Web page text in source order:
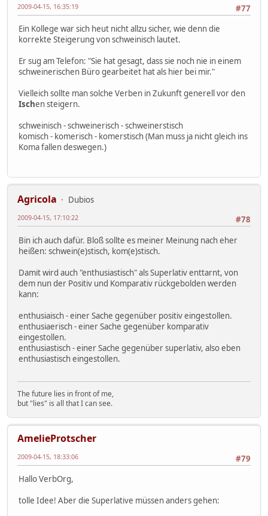
#77
2009-04-15, 16:35:19
Ein Kollege war sich heut nicht allzu sicher, wie denn die
korrekte Steigerung von schweinisch lautet.
Er sug am Telefon: "Sie hat gesagt, dass sie noch nie in einem
schweinerischen Büro gearbeitet hat als hier bei mir."
Vielleich sollte man solche Verben in Zukunft generell vor den
Ischen steigern.
schweinisch - schweinerisch - schweinerstisch
komisch - komerisch - komerstisch (Man muss ja nicht gleich ins
Koma fallen deswegen.)
Agricola
Dubios
#78
2009-04-15, 17:10:22
Bin ich auch dafür. Bloß sollte es meiner Meinung nach eher
heißen: schwein(e)stisch, kom(e)stisch.
Damit wird auch "enthusiastisch" als Superlativ enttarnt, von
dem nun der Positiv und Komparativ rückgebolden werden
kann:
enthusiaisch - einer Sache gegenüber positiv eingestollen.
enthusiaerisch - einer Sache gegenüber komparativ
eingestollen.
enthusiastisch - einer Sache gegenüber superlativ, also eben
enthusiastisch eingestollen.
The future lies in front of me,
but "lies" is all that I can see.
AmelieProtscher
#79
2009-04-15, 18:33:06
Hallo VerbOrg,
tolle Idee! Aber die Superlative müssen anders gehen: